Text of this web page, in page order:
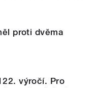
proti dvěma
výročí. Pro